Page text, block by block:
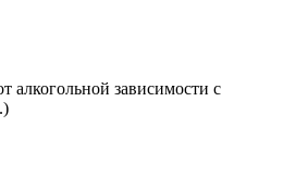
алкогольной зависимости с